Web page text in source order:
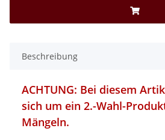
Beschreibung
ACHTUNG: Bei diesem
sich um ein 2.-Wahl-
Mängeln.